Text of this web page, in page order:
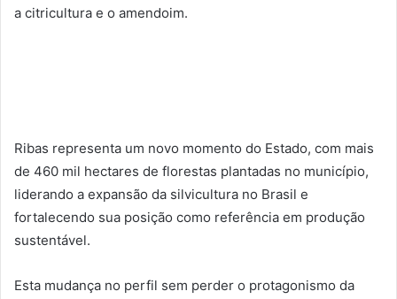
a citricultura e o amendoim.
Ribas representa um novo momento do Estado, com mais
de 460 mil hectares de florestas plantadas no município,
liderando a expansão da silvicultura no Brasil e
fortalecendo sua posição como referência em produção
sustentável.
Esta mudança no perfil sem perder o protagonismo da